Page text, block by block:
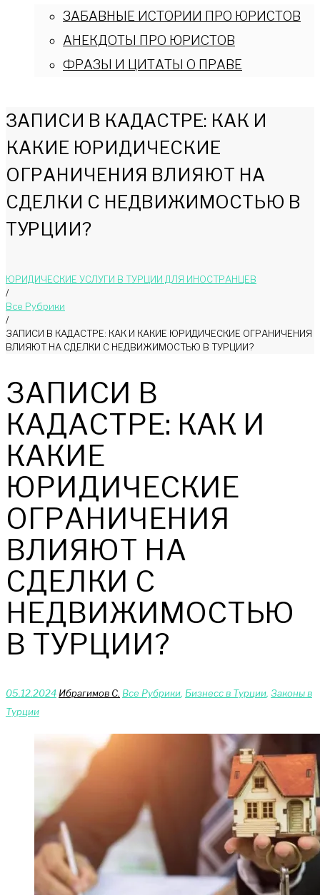
ЗАБАВНЫЕ ИСТОРИИ ПРО ЮРИСТОВ
АНЕКДОТЫ ПРО ЮРИСТОВ
ФРАЗЫ И ЦИТАТЫ О ПРАВЕ
ЗАПИСИ В КАДАСТРЕ: КАК И
КАКИЕ ЮРИДИЧЕСКИЕ
ОГРАНИЧЕНИЯ ВЛИЯЮТ НА
СДЕЛКИ С НЕДВИЖИМОСТЬЮ В
ТУРЦИИ?
ЮРИДИЧЕСКИЕ УСЛУГИ В ТУРЦИИ ДЛЯ ИНОСТРАНЦЕВ
/
Bce Pyбрики
/
ЗАПИСИ В КАДАСТРЕ: КАК И КАКИЕ ЮРИДИЧЕСКИЕ ОГРАНИЧЕНИЯ
ВЛИЯЮТ НА СДЕЛКИ С НЕДВИЖИМОСТЬЮ В ТУРЦИИ?
ЗАПИСИ В
КАДАСТРЕ: КАК И
КАКИЕ
ЮРИДИЧЕСКИЕ
ОГРАНИЧЕНИЯ
ВЛИЯЮТ НА
СДЕЛКИ С
НЕДВИЖИМОСТЬЮ
В ТУРЦИИ?
05.12.2024 Ибрагимов С. Bce Pyбрики Бизнесс в Турции Законы в
Турции